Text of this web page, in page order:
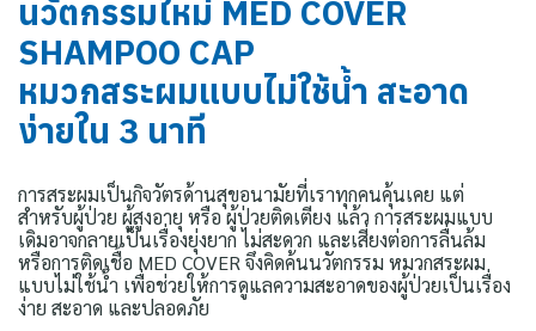
นวัตกรรมใหม่ MED COVER
SHAMPOO CAP
หมวกสระผมแบบไม่ใช้น้ำ สะอาด
ง่ายใน 3 นาที
การสระผมเป็นกิจวัตรด้านสุขอนามัยที่เราทุกคนคุ้นเคย แต่
สำหรับผู้ป่วย ผู้สูงอายุ หรือ ผู้ป่วยติดเตียง แล้ว การสระผมแบบ
เดิมอาจกลายเป็นเรื่องยุ่งยาก ไม่สะดวก และเสี่ยงต่อการลื่นล้ม
หรือการติดเชื้อ MED COVER จึงคิดค้นนวัตกรรม หมวกสระผม
แบบไม่ใช้น้ำ เพื่อช่วยให้การดูแลความสะอาดของผู้ป่วยเป็นเรื่อง
ง่าย สะอาด และปลอดภัย